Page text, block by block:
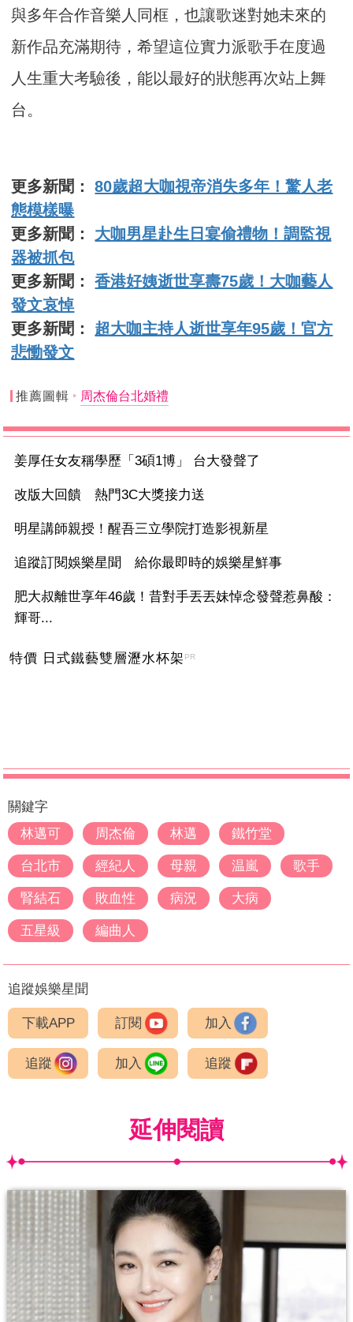
與多年合作音樂人同框，也讓歌迷對她未來的
新作品充滿期待，希望這位實力派歌手在度過
人生重大考驗後，能以最好的狀態再次站上舞
台。
更多新聞：80歲超大咖視帝消失多年！驚人老
態模樣曝
更多新聞： 大咖男星赴生日宴偷禮物！調監視
器被抓包
更多新聞：香港好姨逝世享壽75歲！大咖藝人
發文哀悼
更多新聞： 超大咖主持人逝世享年95歲！官方
悲慟發文
推薦圖輯 周杰倫台北婚禮
姜厚任女友稱學歷「3碩1博」 台大發聲了
改版大回饋 熱門3C大獎接力送
明星講師親授！醒吾三立學院打造影視新星
追蹤訂閱娛樂星聞 給你最即時的娛樂星鮮事
肥大叔離世享年46歲！昔對手丟丟妹悼念發聲惹鼻酸：
輝哥...
特價 日式鐵藝雙層瀝水杯架 PR
關鍵字
林邁可
周杰倫 林邁 鐵竹堂
台北市 經紀人 母親 温嵐 歌手
腎結石 敗血性 病況 大病
五星級 編曲人
追蹤娛樂星聞
下載APP 訂閱 加入
追蹤 加入 追蹤
延伸閱讀